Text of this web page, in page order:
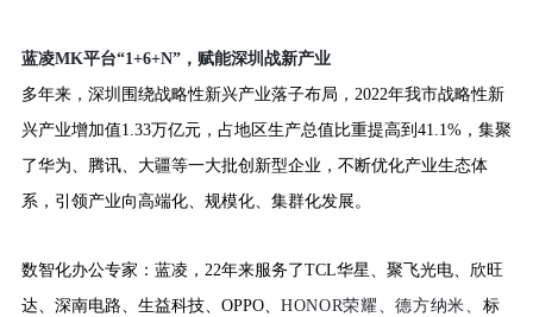
蓝凌MK平台“1 +6+N”，赋能深圳战新产业
多年来，深圳围绕战略性新兴产业落子布局， 2022年我市战略性新
兴产业增加值1.33万亿元，占地区生产总值比重提高到41.1%，集聚
了华为、腾讯、大疆等一大批创新型企业，不断优化产业生态体
系，引领产业向高端化、规模化、集群化发展。
数智化办公专家：蓝凌， 22年来服务了TCL华星、聚飞光电、欣旺
达、深南电路、生益科技、OPPO、 HONOR荣耀 、德方纳米、 标